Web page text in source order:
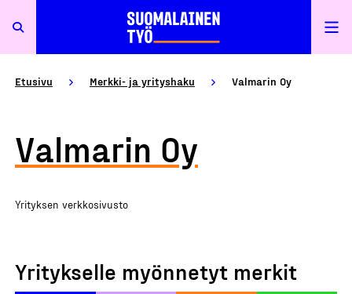
Etusivu Merkki- ja yrityshaku Valmarin Oy
Valmarin Oy
Yrityksen verkkosivusto
Yritykselle myönnetyt merkit